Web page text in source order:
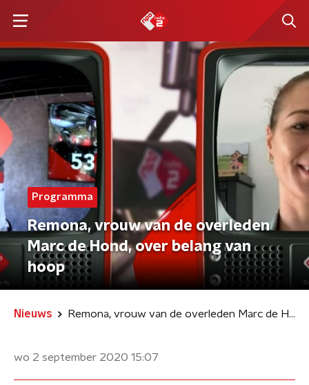
Programma
Remona, vrouw van de overleden
Marc de Hond, over belang van
hoop
Nieuws Remona, vrouw van de overleden Marc de Hond, over belang van hoop
wo 2 september 2020 15:07